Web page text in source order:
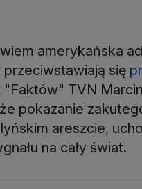
amerykańska
się
TVN
pokazanie
areszcie,
na cały świat.